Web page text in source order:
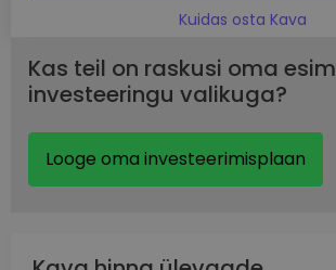
Kuidas osta Kava
Kas teil on raskusi oma
investeeringu valikuga?
Looge oma investeerimisplaan